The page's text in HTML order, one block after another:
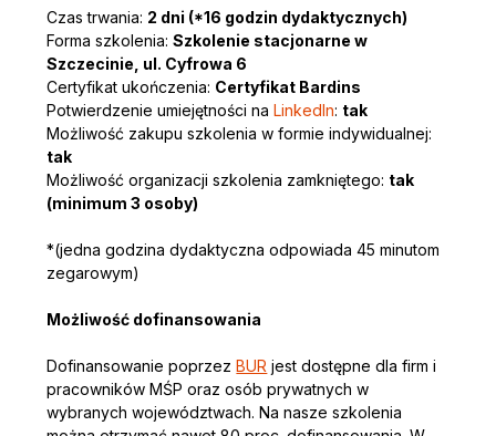
Czas trwania: 2 dni (*16 godzin dydaktycznych)
Forma szkolenia: Szkolenie stacjonarne w
Szczecinie, ul. Cyfrowa 6
Certyfikat ukończenia: Certyfikat Bardins
Potwierdzenie umiejętności na LinkedIn: tak
Możliwość zakupu szkolenia w formie indywidualnej:
tak
Możliwość organizacji szkolenia zamkniętego: tak
(minimum 3 osoby)
*(jedna godzina dydaktyczna odpowiada 45 minutom
zegarowym)
Możliwość dofinansowania
Dofinansowanie poprzez BUR jest dostępne dla firm i
pracowników MŚP oraz osób prywatnych w
wybranych województwach. Na nasze szkolenia